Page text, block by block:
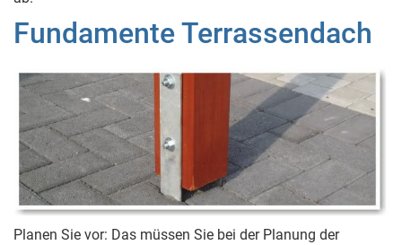
Fundamente Terrassendach
Planen Sie vor: Das müssen Sie bei der Planung der